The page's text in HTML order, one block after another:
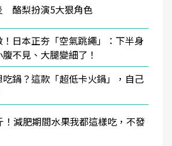
酪梨扮演5大狠角色
日本正夯「空氣跳繩」：下半身
不見、大腿變細了！
鍋？這款「超低卡火鍋」，自己
！減肥期間水果我都這樣吃，不發